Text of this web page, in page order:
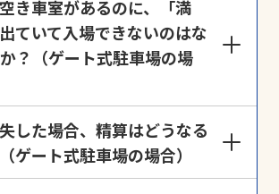
原則として入庫から最長48時間までとな
。ご利用時間が入庫から48時間を超え
される場合は、入庫時に「長期間利用
き車室があるのに、「満
ていて入場できないのはな
？（ゲート式駐車場の場
駐車場では、時間貸しと月極が併用さ
合がございます。この場合の空き車室
者のスペースとなっておりますので、予
ください。
した場合、精算はどうなる
ゲート式駐車場の場合）